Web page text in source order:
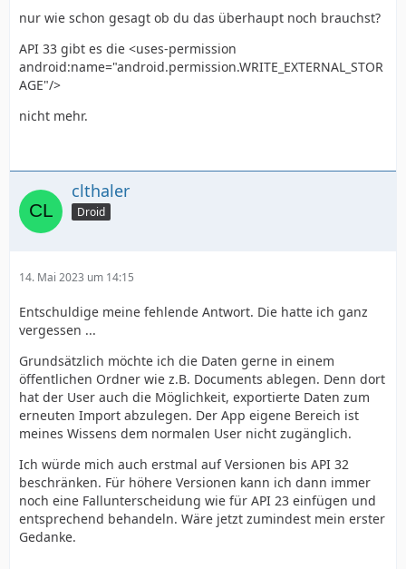
nur wie schon gesagt ob du das überhaupt noch brauchst?
API 33 gibt es die <uses-permission
android:name="android.permission.WRITE_EXTERNAL_STOR
AGE"/>
nicht mehr.
clthaler
Droid
14. Mai 2023 um 14:15
Entschuldige meine fehlende Antwort. Die hatte ich ganz
vergessen ...
Grundsätzlich möchte ich die Daten gerne in einem
öffentlichen Ordner wie z.B. Documents ablegen. Denn dort
hat der User auch die Möglichkeit, exportierte Daten zum
erneuten Import abzulegen. Der App eigene Bereich ist
meines Wissens dem normalen User nicht zugänglich.
Ich würde mich auch erstmal auf Versionen bis API 32
beschränken. Für höhere Versionen kann ich dann immer
noch eine Fallunterscheidung wie für API 23 einfügen und
entsprechend behandeln. Wäre jetzt zumindest mein erster
Gedanke.